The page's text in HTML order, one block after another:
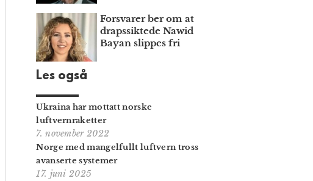
Forsvarer ber om at
draps­siktede Nawid
Bayan slippes fri
Les også
Ukraina har mottatt norske
luftvernraketter
7. november 2022
Norge med mangelfullt luftvern tross
avanserte systemer
17. juni 2025